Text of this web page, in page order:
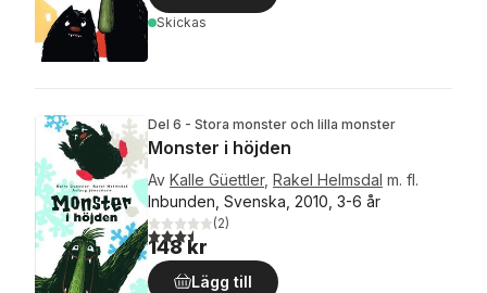
Skickas
Del 6 - Stora monster och lilla monster
Monster i höjden
Av Kalle Güettler, Rakel Helmsdal m. fl.
Inbunden, Svenska, 2010, 3-6 år
3,5utav 5 stjärnor. Totalt antal röster:
(2)
148 kr
Lägg till